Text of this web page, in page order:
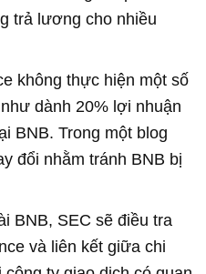
trả lương cho nhiều
không thực hiện một số
dành 20% lợi nhuận
BNB. Trong một blog
đổi nhằm tránh BNB bị
BNB, SEC sẽ điều tra
và liên kết giữa chi